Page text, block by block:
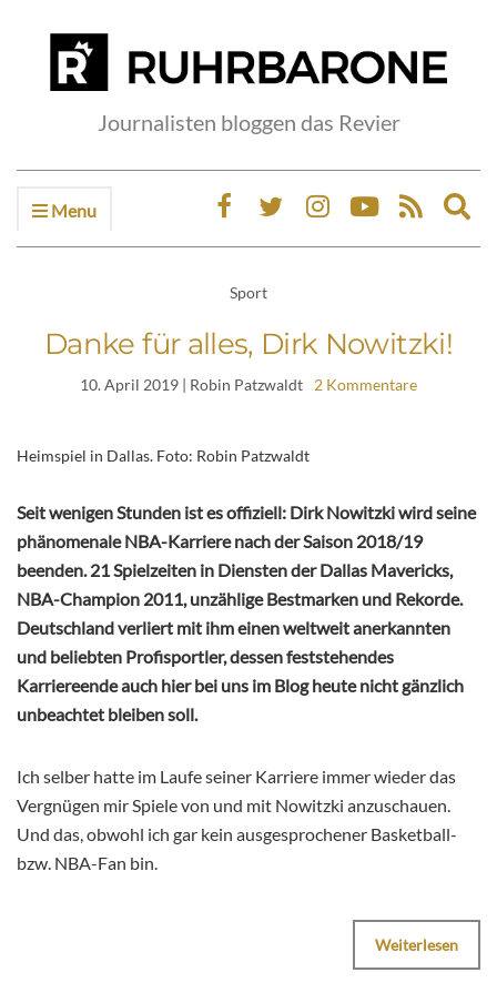
Journalisten bloggen das Revier
Menu
Sport
Danke für alles, Dirk Nowitzki!
10. April 2019 | Robin Patzwaldt 2 Kommentare
Heimspiel in Dallas. Foto: Robin Patzwaldt
Seit wenigen Stunden ist es offiziell: Dirk Nowitzki wird seine
phänomenale NBA-Karriere nach der Saison 2018/19
beenden. 21 Spielzeiten in Diensten der Dallas Mavericks,
NBA-Champion 2011, unzählige Bestmarken und Rekorde.
Deutschland verliert mit ihm einen weltweit anerkannten
und beliebten Profisportler, dessen feststehendes
Karriereende auch hier bei uns im Blog heute nicht gänzlich
unbeachtet bleiben soll.
Ich selber hatte im Laufe seiner Karriere immer wieder das
Vergnügen mir Spiele von und mit Nowitzki anzuschauen.
Und das, obwohl ich gar kein ausgesprochener Basketball-
bzw. NBA-Fan bin.
Weiterlesen